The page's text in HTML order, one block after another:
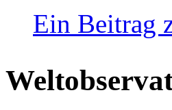
Ein Beitrag